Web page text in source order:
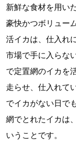
新鮮な食材を用い
豪快かつボリュー
活イカは、仕入れ
市場で手に入らな
で定置網のイカを
走らせ、仕入れて
でイカがない日で
網でとれたイカは
いうことです。